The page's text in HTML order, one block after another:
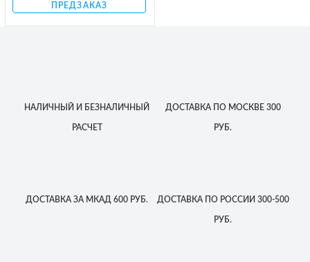
ПРЕДЗАКАЗ
НАЛИЧНЫЙ И БЕЗНАЛИЧНЫЙ
РАСЧЕТ
ДОСТАВКАПО МОСКВЕ 300
РУБ.
ДОСТАВКА ЗА МКАД 600 РУБ. ДОСТАВКАПО РОССИИ 300-500
РУБ.